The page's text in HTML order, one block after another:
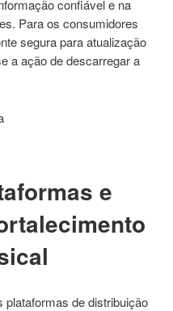
confiável e na
Para os consumidores
segura para atualização
a ação de descarregar a
e
plataformas de distribuição